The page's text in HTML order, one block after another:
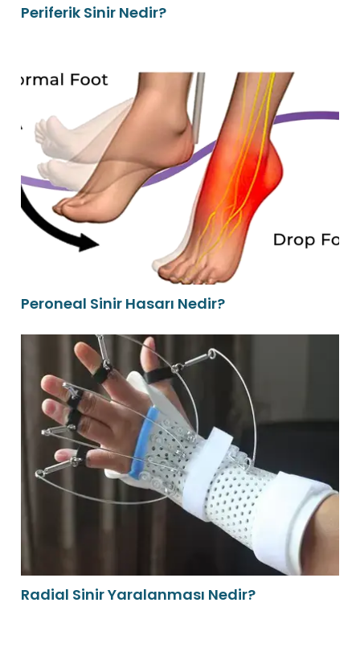
Periferik Sinir Nedir?
Peroneal Sinir Hasarı Nedir?
Radial Sinir Yaralanması Nedir?